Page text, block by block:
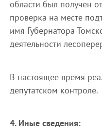
области был получен
проверка на месте
имя Губернатора
деятельности
В настоящее время
депутатском контроле.
4. Иные сведения: